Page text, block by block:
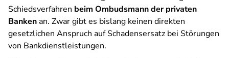
Schiedsverfahren beim Ombudsmann der privaten
Bankenan. Zwar gibt es bislang keinen direkten
gesetzlichen Anspruch auf Schadensersatz bei Störungen
von Bankdienstleistungen.